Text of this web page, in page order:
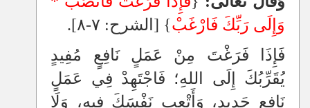
وَإِلَى رَبِّكَ فَارْغَبْ} [الشرح: ٧-٨].
فَإِذَا فَرَغْتَ مِنْ عَمَلٍ نَافِعٍ مُفِيدٍ
يُقَرِّبُكَ إِلَى اللهِ؛ فَاجْتَهِدْ فِي عَمَلٍ
نَافِعٍ جَدِيدٍ، وَأَتْعِب نَفْسَكَ فِيهِ، وَلَا